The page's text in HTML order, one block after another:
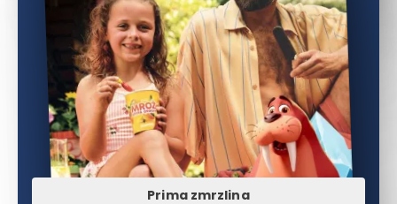
Prima zmrzlina